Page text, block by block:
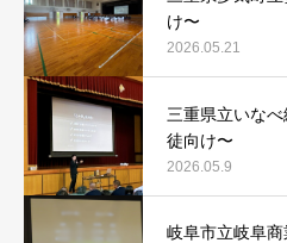
け〜
2026.05.21
三重県立いな
徒向け〜
2026.05.9
岐阜市立岐阜